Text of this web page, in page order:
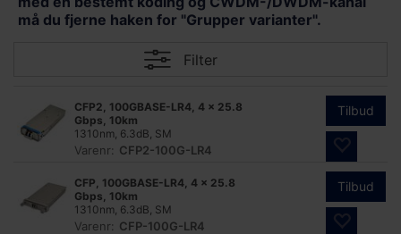
må du fjerne haken for "Grupper varianter".
Filter
CFP2, 100GBASE-LR4, 4 x 25.8
Gbps, 10km
1310nm, 6.3dB, SM
Varenr: CFP2-100G-LR4
Tilbud
CFP, 100GBASE-LR4, 4 x 25.8
Gbps, 10km
1310nm, 6.3dB, SM
Varenr: CFP-100G-LR4
Tilbud